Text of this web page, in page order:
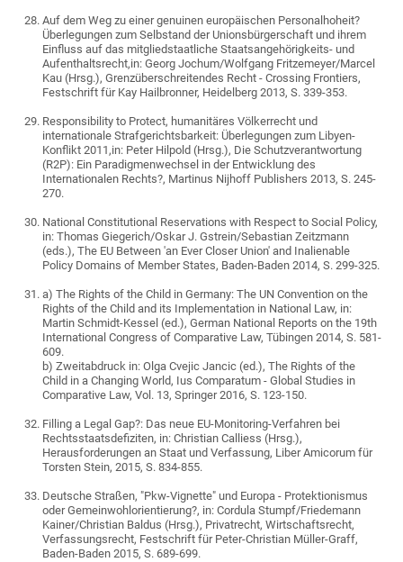
Auf dem Weg zu einer genuinen europäischen Personalhoheit?
Überlegungen zum Selbstand der Unionsbürgerschaft und ihrem
Einfluss auf das mitgliedstaatliche Staatsangehörigkeits- und
Aufenthaltsrecht,in: Georg Jochum/Wolfgang Fritzemeyer/Marcel
Kau (Hrsg.), Grenzüberschreitendes Recht - Crossing Frontiers,
Festschrift für Kay Hailbronner, Heidelberg 2013, S. 339-353.
Responsibility to Protect, humanitäres Völkerrecht und
internationale Strafgerichtsbarkeit: Überlegungen zum Libyen-
Konflikt 2011,in: Peter Hilpold (Hrsg.), Die Schutzverantwortung
(R2P): Ein Paradigmenwechsel in der Entwicklung des
Internationalen Rechts?, Martinus Nijhoff Publishers 2013, S. 245-
270.
National Constitutional Reservations with Respect to Social Policy,
in: Thomas Giegerich/Oskar J. Gstrein/Sebastian Zeitzmann
(eds.), The EU Between 'an Ever Closer Union' and Inalienable
Policy Domains of Member States, Baden-Baden 2014, S. 299-325.
a) The Rights of the Child in Germany: The UN Convention on the
Rights of the Child and its Implementation in National Law, in:
Martin Schmidt-Kessel (ed.), German National Reports on the 19th
International Congress of Comparative Law, Tübingen 2014, S. 581-
609.
b) Zweitabdruck in: Olga Cvejic Jancic (ed.), The Rights of the
Child in a Changing World, Ius Comparatum - Global Studies in
Comparative Law, Vol. 13, Springer 2016, S. 123-150.
Filling a Legal Gap?: Das neue EU-Monitoring-Verfahren bei
Rechtsstaatsdefiziten, in: Christian Calliess (Hrsg.),
Herausforderungen an Staat und Verfassung, Liber Amicorum für
Torsten Stein, 2015, S. 834-855.
Deutsche Straßen, "Pkw-Vignette" und Europa - Protektionismus
oder Gemeinwohlorientierung?, in: Cordula Stumpf/Friedemann
Kainer/Christian Baldus (Hrsg.), Privatrecht, Wirtschaftsrecht,
Verfassungsrecht, Festschrift für Peter-Christian Müller-Graff,
Baden-Baden 2015, S. 689-699.